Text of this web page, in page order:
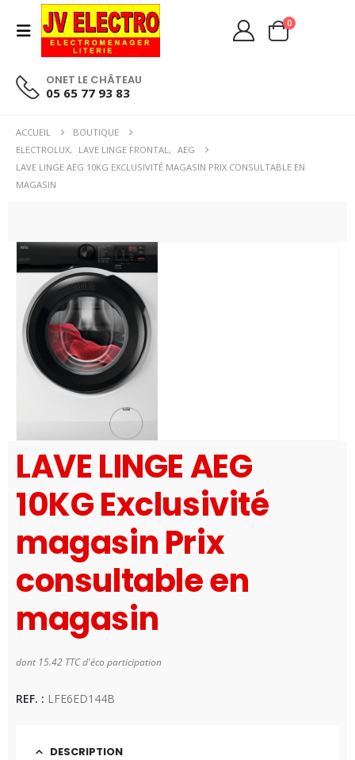
0
ONET LE CHÂTEAU
05 65 77 93 83
ACCUEIL
BOUTIQUE
ELECTROLUX, LAVE LINGE FRONTAL, AEG
LAVE LINGE AEG 10KG EXCLUSIVITÉ MAGASIN PRIX CONSULTABLE EN
MAGASIN
LAVE LINGE AEG
10KG Exclusivité
magasin Prix
consultable en
magasin
dont 15.42 TTC d'éco participation
REF. : LFE6ED144B
DESCRIPTION